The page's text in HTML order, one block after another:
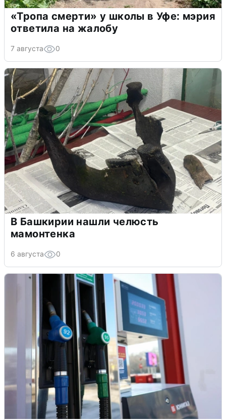
«Тропа смерти» у школы в Уфе: мэрия
ответила на жалобу
7 августа 0
В Башкирии нашли челюсть
мамонтенка
6 августа 0